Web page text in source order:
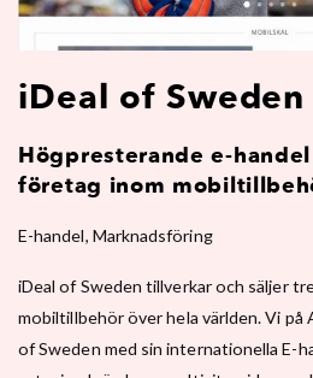
iDeal of Sweden
Högpresterande e-
företag inom
E-handel, Marknadsföring
iDeal of Sweden tillverkar och säljer
mobiltillbehör över hela världen. Vi på
of Sweden med sin internationella E-